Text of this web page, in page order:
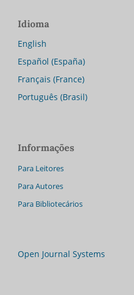
Idioma
English
Español (España)
Français (France)
Português (Brasil)
Informações
Para Leitores
Para Autores
Para Bibliotecários
Open Journal Systems